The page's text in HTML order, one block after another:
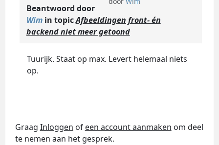
Beantwoord door
Wimin topicAfbeeldingen front- én
backend niet meer getoond
Tuurijk. Staat op max. Levert helemaal niets
op.
Graag Inloggen of een account aanmaken om deel
te nemen aan het gesprek.